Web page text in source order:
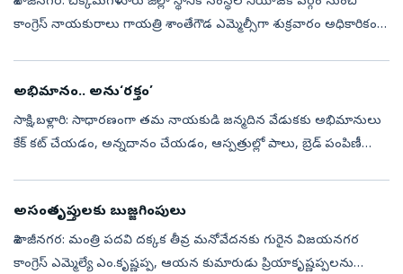
కాంగ్రెస్‌ నాయకురాలు గాయత్రి శాంతేగౌడ ఎమ్మెల్సీగా శుక్రవారం అధికారికంగా
అభిమానం.. అను‘రక్తం’
సాక్షి,బళ్లారి: సాధారణంగా తమ నాయకుడి జన్మదిన వేడుకకు అభిమానులు
కేక్‌ కట్‌ చేయడం, అన్నదానం చేయడం, ఆస్పత్రుల్లో పాలు, బ్రెడ్‌ పంపిణీ
అసంతృప్తులకు బుజ్జగింపులు
శివాజీనగర: మంత్రి పదవి దక్కక తీవ్ర మనోవేదనకు గురైన విజయనగర
కాంగ్రెస్‌ ఎమ్మెల్యే ఎం.కృష్ణప్ప, ఆయన కుమారుడు ప్రియాకృష్ణప్పలను